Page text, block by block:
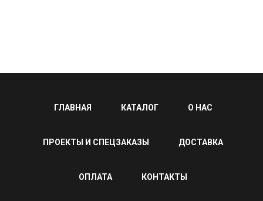
ГЛАВНАЯ КАТАЛОГ О НАС
ПРОЕКТЫ И СПЕЦЗАКАЗЫ ДОСТАВКА
ОПЛАТА КОНТАКТЫ